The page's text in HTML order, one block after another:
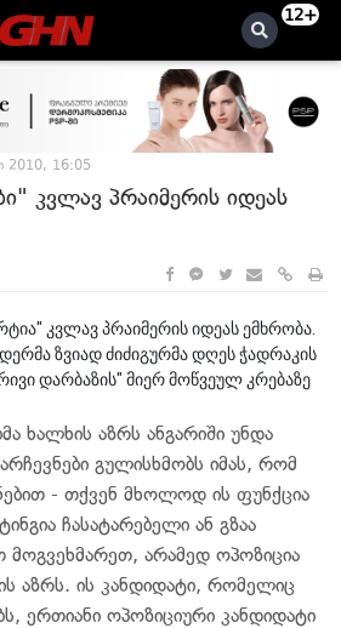
12+
2010, 16:05
კვლავ პრაიმერის იდეას
კვლავ პრაიმერის იდეას ემხრობა.
ზვიად ძიძიგურმა დღეს ჭადრაკის
დარბაზის" მიერ მოწვეულ კრებაზე
ხალხის აზრს ანგარიში უნდა
გულისხმობს იმას, რომ
- თქვენ მხოლოდ ის ფუნქცია
ჩასატარებელი ან გზაა
მოგვეხმარეთ, არამედ ოპოზიცია
აზრს. ის კანდიდატი, რომელიც
ერთიანი ოპოზიციური კანდიდატი